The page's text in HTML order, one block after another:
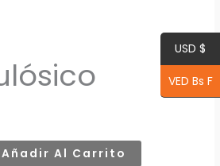
Añadir Al Carrito
USD $
VED Bs F